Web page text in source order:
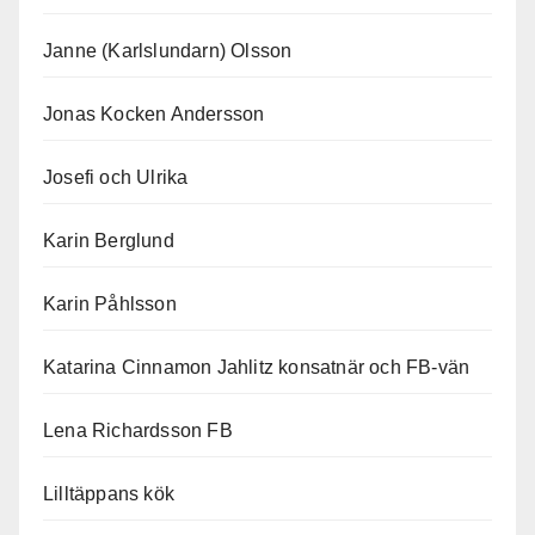
Janne (Karlslundarn) Olsson
Jonas Kocken Andersson
Josefi och Ulrika
Karin Berglund
Karin Påhlsson
Katarina Cinnamon Jahlitz konsatnär och FB-vän
Lena Richardsson FB
Lilltäppans kök